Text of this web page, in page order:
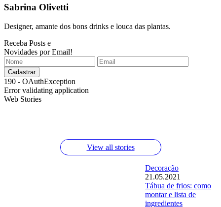
Sabrina Olivetti
Designer, amante dos bons drinks e louca das plantas.
Receba Posts e
Novidades por Email!
190 - OAuthException
Error validating application
Web Stories
View all stories
Decoração
21.05.2021
Tábua de frios: como
montar e lista de
ingredientes